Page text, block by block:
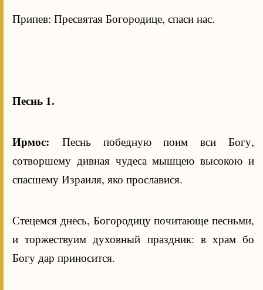
Припев: Пресвятая Богородице, спаси нас.
Песнь 1.
Ирмос: Песнь победную поим вси Богу,
сотворшему дивная чудеса мышцею высокою и
спасшему Израиля, яко прославися.
Стецемся днесь, Богородицу почитающе песньми,
и торжествуим духовный праздник: в храм бо
Богу дар приносится.